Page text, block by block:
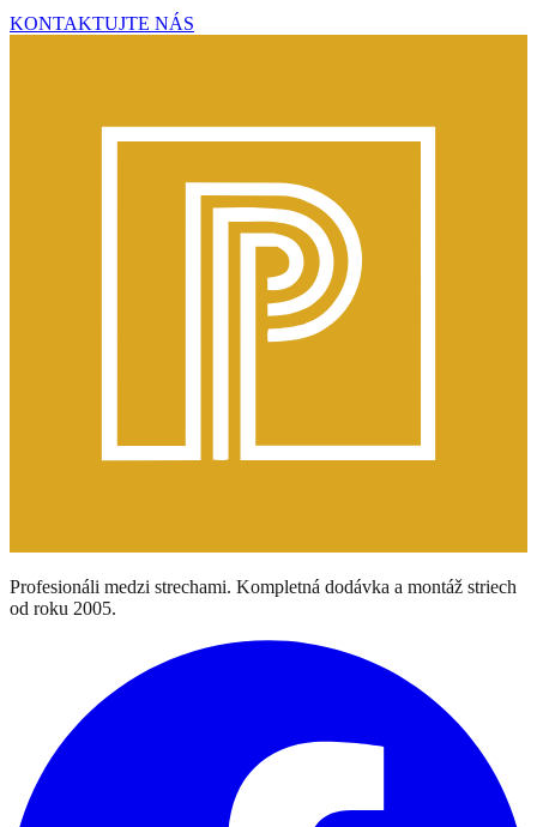
KONTAKTUJTE NÁS
Profesionáli medzi strechami. Kompletná dodávka a montáž striech
od roku 2005.